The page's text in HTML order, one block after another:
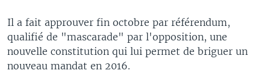
Il a fait approuver fin octobre par référendum,
qualifié de "mascarade" par l'opposition, une
nouvelle constitution qui lui permet de briguer un
nouveau mandat en 2016.